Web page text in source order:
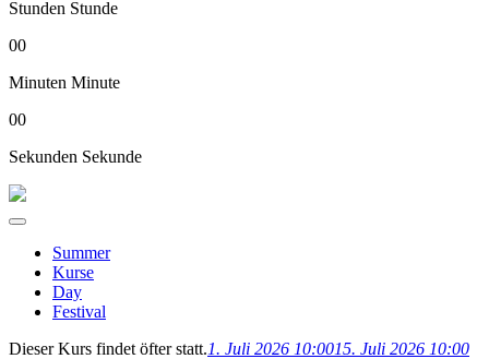
Stunden Stunde
00
Minuten Minute
00
Sekunden Sekunde
Summer
Kurse
Day
Festival
Dieser Kurs findet öfter statt.1. Juli 2026 10:0015. Juli 2026 10:00